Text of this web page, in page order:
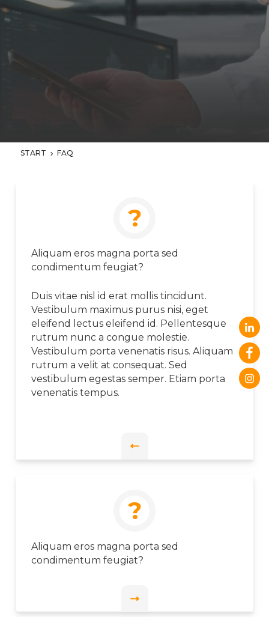
START FAQ
?
Aliquam eros magna porta sed
condimentum feugiat?
Duis vitae nisl id erat mollis tincidunt.
Vestibulum maximus purus nisi, eget
eleifend lectus eleifend id. Pellentesque
rutrum nunc a congue molestie.
Vestibulum porta venenatis risus. Aliquam
rutrum a velit at consequat. Sed
vestibulum egestas semper. Etiam porta
venenatis tempus.
?
Aliquam eros magna porta sed
condimentum feugiat?